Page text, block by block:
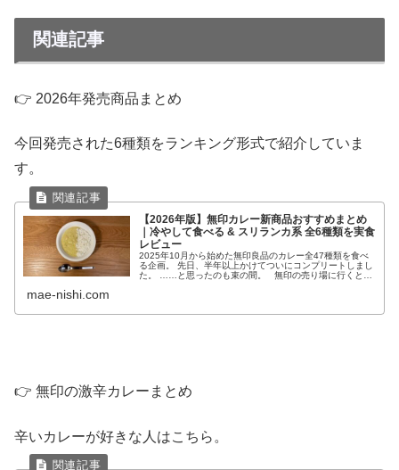
関連記事
👉 2026年発売商品まとめ
今回発売された6種類をランキング形式で紹介していま
す。
【2026年版】無印カレー新商品おすすめまとめ
｜冷やして食べる & スリランカ系 全6種類を実食
レビュー
2025年10月から始めた無印良品のカレー全47種類を食べ
る企画。 先日、半年以上かけてついにコンプリートしまし
た。 ……と思ったのも束の間。 無印の売り場に行くと、
mae-nishi.com
👉 無印の激辛カレーまとめ
辛いカレーが好きな人はこちら。